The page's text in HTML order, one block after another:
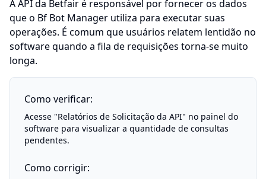
A API da Betfair é responsável por fornecer os dados
que o Bf Bot Manager utiliza para executar suas
operações. É comum que usuários relatem lentidão no
software quando a fila de requisições torna-se muito
longa.
Como verificar:
Acesse "Relatórios de Solicitação da API" no painel do
software para visualizar a quantidade de consultas
pendentes.
Como corrigir: